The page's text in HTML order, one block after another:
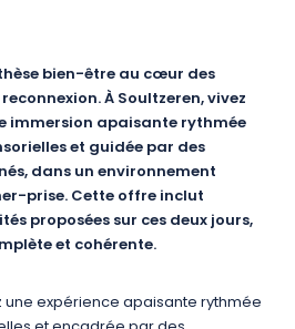
bien-être au cœur des
À Soultzeren, vivez
immersion apaisante rythmée
et guidée par des
dans un environnement
prise. Cette offre inclut
proposées sur ces deux jours,
et cohérente.
une expérience apaisante rythmée